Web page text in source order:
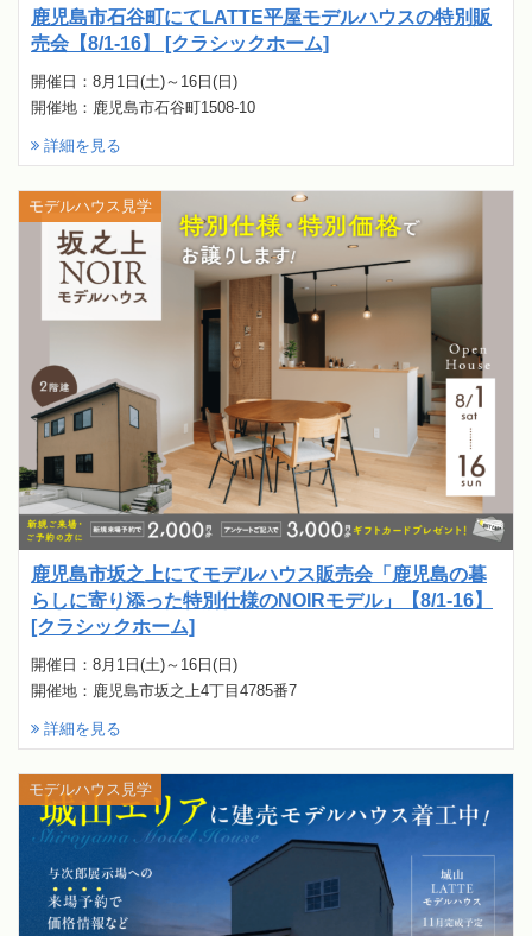
鹿児島市石谷町にてLATTE平屋モデルハウスの特別販
売会【8/1-16】 [クラシックホーム]
開催日：8月1日(土)～16日(日)
開催地：鹿児島市石谷町1508-10
詳細を見る
鹿児島市坂之上にてモデルハウス販売会「鹿児島の暮
らしに寄り添った特別仕様のNOIRモデル」【8/1-16】
[クラシックホーム]
開催日：8月1日(土)～16日(日)
開催地：鹿児島市坂之上4丁目4785番7
詳細を見る
モデルハウス見学
モデルハウス見学